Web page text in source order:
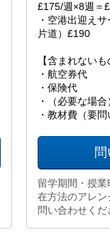
£175/週×8週＝
・空港出迎え
片道）£190
【含まれない
・航空券代
・保険代
・（必要な場
・教材費（要
留学期間・授
在方法のアレ
問い合わせくだ